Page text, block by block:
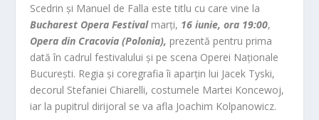
Scedrin şi Manuel de Falla este titlu cu care vine la
Bucharest Opera Festival marți, 16 iunie, ora 19:00,
Opera din Cracovia (Polonia), prezentă pentru prima
dată în cadrul festivalului și pe scena Operei Naționale
București. Regia și coregrafia îi aparţin lui Jacek Tyski,
decorul Stefaniei Chiarelli, costumele Martei Koncewoj,
iar la pupitrul dirijoral se va afla Joachim Kolpanowicz.